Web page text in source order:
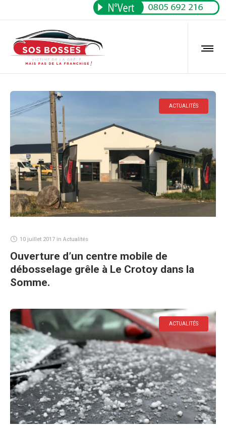
ACTUALITÉS
10 juillet 2017 in Actualités
Ouverture d’un centre mobile de
débosselage grêle à Le Crotoy dans la
Somme.
ACTUALITÉS